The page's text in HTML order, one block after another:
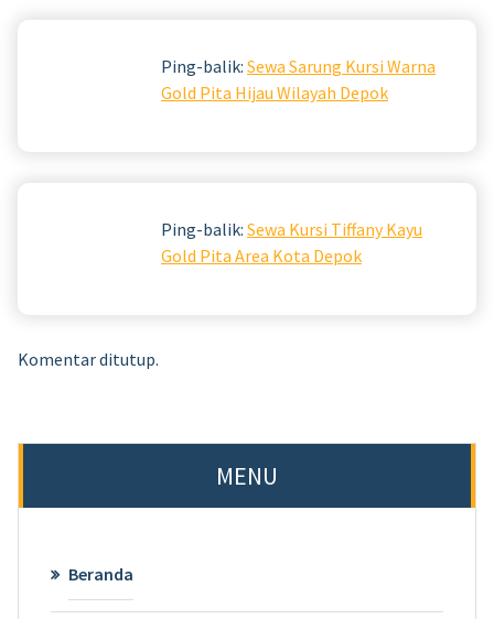
Ping-balik: Sewa Sarung Kursi Warna
Gold Pita Hijau Wilayah Depok
Ping-balik: Sewa Kursi Tiffany Kayu
Gold Pita Area Kota Depok
Komentar ditutup.
MENU
Beranda